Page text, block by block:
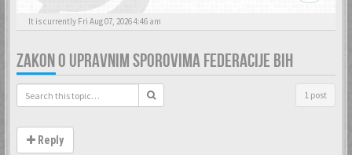
It is currently Fri Aug 07, 2026 4:46 am
ZAKON O UPRAVNIM SPOROVIMA FEDERACIJE BIH
1 post
Reply